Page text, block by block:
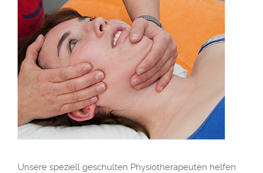
Unsere speziell geschulten Physiotherapeuten helfen